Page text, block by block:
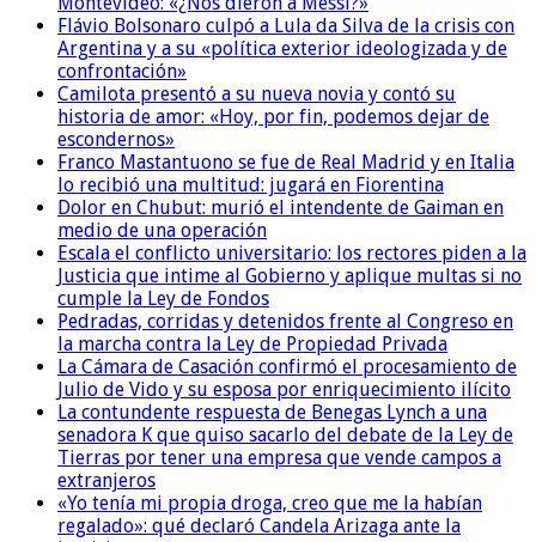
Flávio Bolsonaro culpó a Lula da Silva de la crisis con
Argentina y a su «política exterior ideologizada y de
confrontación»
Camilota presentó a su nueva novia y contó su
historia de amor: «Hoy, por fin, podemos dejar de
escondernos»
Franco Mastantuono se fue de Real Madrid y en Italia
lo recibió una multitud: jugará en Fiorentina
Dolor en Chubut: murió el intendente de Gaiman en
medio de una operación
Escala el conflicto universitario: los rectores piden a la
Justicia que intime al Gobierno y aplique multas si no
cumple la Ley de Fondos
Pedradas, corridas y detenidos frente al Congreso en
la marcha contra la Ley de Propiedad Privada
La Cámara de Casación confirmó el procesamiento de
Julio de Vido y su esposa por enriquecimiento ilícito
La contundente respuesta de Benegas Lynch a una
senadora K que quiso sacarlo del debate de la Ley de
Tierras por tener una empresa que vende campos a
extranjeros
«Yo tenía mi propia droga, creo que me la habían
regalado»: qué declaró Candela Arizaga ante la